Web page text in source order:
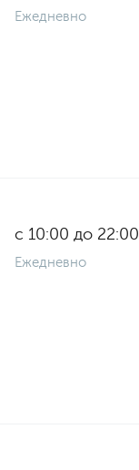
Ежедневно
с 10:00 до 22:00
Ежедневно